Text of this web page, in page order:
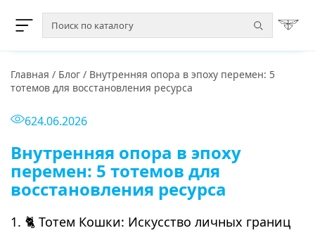
Главная / Блог / Внутренняя опора в эпоху перемен: 5
тотемов для восстановления ресурса
624.06.2026
Внутренняя опора в эпоху
перемен: 5 тотемов для
восстановления ресурса
1. 🐈 Тотем Кошки: Искусство личных границ